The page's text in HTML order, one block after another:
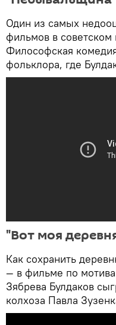
Один из самых
фильмов в советском
Философская
фольклора, где
"Вот моя
Как сохранить
— в фильме по
Зябрева Булдаков
колхоза Павла